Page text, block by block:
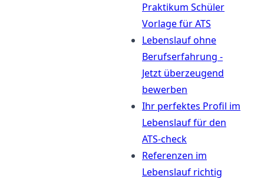
Praktikum Schüler
Vorlage für ATS
Lebenslauf ohne
Berufserfahrung -
Jetzt überzeugend
bewerben
Ihr perfektes Profil im
Lebenslauf für den
ATS-check
Referenzen im
Lebenslauf richtig